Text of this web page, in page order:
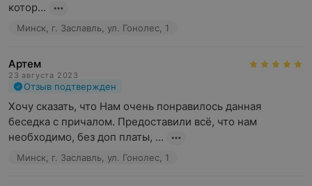
котор...
Минск, г. Заславль, ул. Гонолес, 1
Артем
23 августа 2023
Отзыв подтвержден
Хочу сказать, что Нам очень понравилось данная
беседка с причалом. Предоставили всё, что нам
необходимо, без доп платы, ...
Минск, г. Заславль, ул. Гонолес, 1